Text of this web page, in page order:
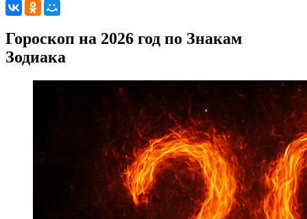
Гороскоп на 2026 год по Знакам
Зодиака